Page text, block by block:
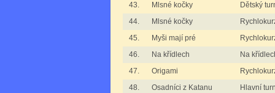
43.
Mlsné kočky
Dětský
44.
Mlsné kočky
45.
Myši mají pré
46.
Na křídlech
Na
47.
Origami
48.
Osadníci z Katanu
Hlavní